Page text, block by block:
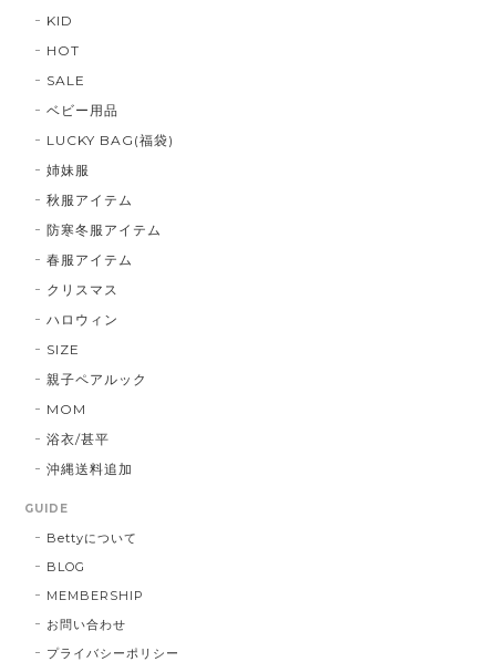
KID
HOT
SALE
ベビー用品
LUCKY BAG(福袋)
姉妹服
秋服アイテム
防寒冬服アイテム
春服アイテム
クリスマス
ハロウィン
SIZE
親子ペアルック
MOM
浴衣/甚平
沖縄送料追加
GUIDE
Bettyについて
BLOG
MEMBERSHIP
お問い合わせ
プライバシーポリシー